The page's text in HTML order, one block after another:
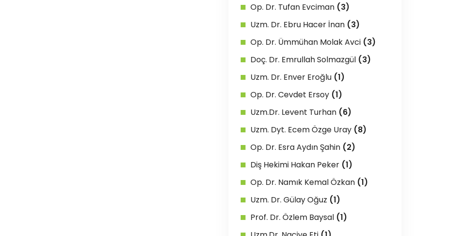
Op. Dr. Tufan Evciman (3)
Uzm. Dr. Ebru Hacer İnan (3)
Op. Dr. Ümmühan Molak Avci (3)
Doç. Dr. Emrullah Solmazgül (3)
Uzm. Dr. Enver Eroğlu (1)
Op. Dr. Cevdet Ersoy (1)
Uzm.Dr. Levent Turhan (6)
Uzm. Dyt. Ecem Özge Uray (8)
Op. Dr. Esra Aydın Şahin (2)
Diş Hekimi Hakan Peker (1)
Op. Dr. Namık Kemal Özkan (1)
Uzm. Dr. Gülay Oğuz (1)
Prof. Dr. Özlem Baysal (1)